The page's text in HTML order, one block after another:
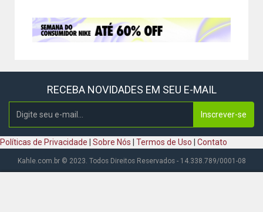
RECEBA NOVIDADES EM SEU E-MAIL
Inscrever-se
Políticas de Privacidade Sobre Nós Termos de Uso Contato
Kahle.com.br © 2023. Todos Direitos Reservados - 14.338.789/0001-08